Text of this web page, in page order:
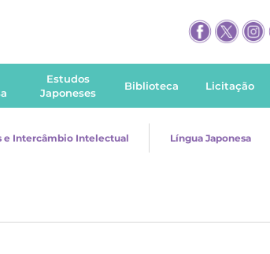
Estudos
Japoneses
Biblioteca Licitação
e Intercâmbio Intelectual Língua Japonesa